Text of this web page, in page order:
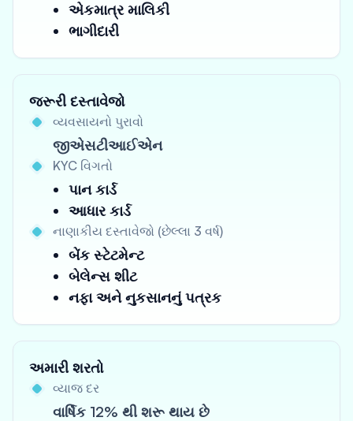
એકમાત્ર માલિકી
ભાગીદારી
જરૂરી દસ્તાવેજો
વ્યવસાયનો પુરાવો
જીએસટીઆઈએન
KYC વિગતો
પાન કાર્ડ
આધાર કાર્ડ
નાણાકીય દસ્તાવેજો (છેલ્લા 3 વર્ષ)
બેંક સ્ટેટમેન્ટ
બેલેન્સ શીટ
નફા અને નુકસાનનું પત્રક
અમારી શરતો
વ્યાજ દર
વાર્ષિક 12% થી શરૂ થાય છે